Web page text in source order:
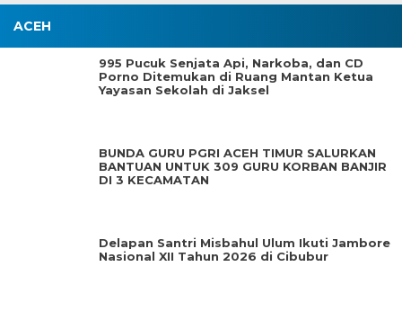
ACEH
995 Pucuk Senjata Api, Narkoba, dan CD
Porno Ditemukan di Ruang Mantan Ketua
Yayasan Sekolah di Jaksel
BUNDA GURU PGRI ACEH TIMUR SALURKAN
BANTUAN UNTUK 309 GURU KORBAN BANJIR
DI 3 KECAMATAN
Delapan Santri Misbahul Ulum Ikuti Jambore
Nasional XII Tahun 2026 di Cibubur